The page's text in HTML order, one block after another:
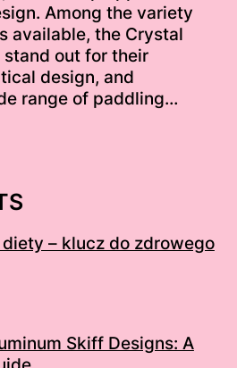
Among the variety
available, the Crystal
stand out for their
design, and
range of paddling…
– klucz do zdrowego
Skiff Designs: A